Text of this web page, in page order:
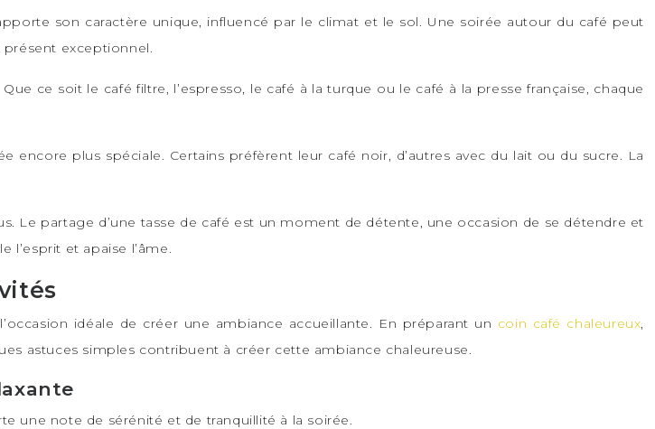
son caractère unique, influencé par le climat et le sol. Une soirée autour du café peut
exceptionnel.
ce soit le café filtre, l’espresso, le café à la turque ou le café à la presse française, chaque
plus spéciale. Certains préfèrent leur café noir, d’autres avec du lait ou du sucre. La
Le partage d’une tasse de café est un moment de détente, une occasion de se détendre et
et apaise l’âme.
idéale de créer une ambiance accueillante. En préparant un coin café chaleureux,
astuces simples contribuent à créer cette ambiance chaleureuse.
une note de sérénité et de tranquillité à la soirée.